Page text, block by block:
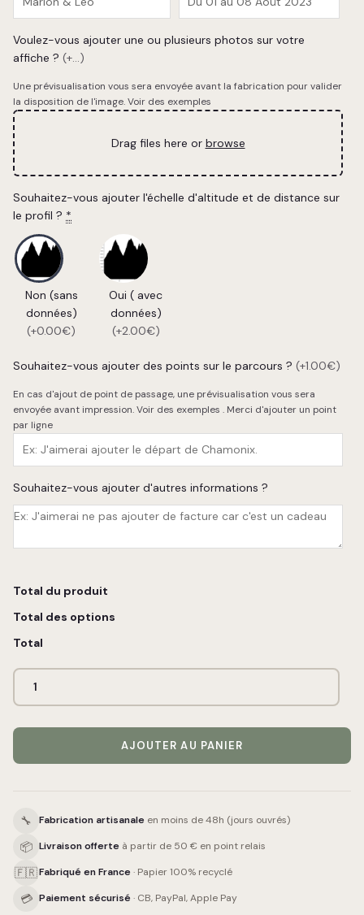
Voulez-vous ajouter une ou plusieurs photos sur votre
affiche ? (+...)
Une prévisualisation vous sera envoyée avant la fabrication pour valider
la disposition de l'image.Voir des exemples
Drag files here or browse
Souhaitez-vous ajouter l'échelle d'altitude et de distance sur
le profil ? *
Non (sans
données)
(+0.00€)
Oui ( avec
données)
(+2.00€)
Souhaitez-vous ajouter des points sur le parcours ? (+1.00€)
En cas d'ajout de point de passage, une prévisualisation vous sera
envoyée avant impression.Voir des exemples . Merci d'ajouter un point
par ligne
Souhaitez-vous ajouter d'autres informations ?
Total du produit
Total des options
Total
AJOUTER AU PANIER
🔧 Fabrication artisanale en moins de 48h (jours ouvrés)
📦 Livraison offerte à partir de 50 € en point relais
🇫🇷Fabriqué en France · Papier 100% recyclé
💳 Paiement sécurisé · CB, PayPal, Apple Pay